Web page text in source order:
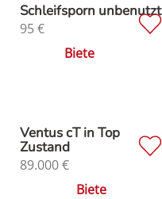
Schleifsporn unbenutzt
95€
Biete
Ventus cT in Top
Zustand
89.000€
Biete